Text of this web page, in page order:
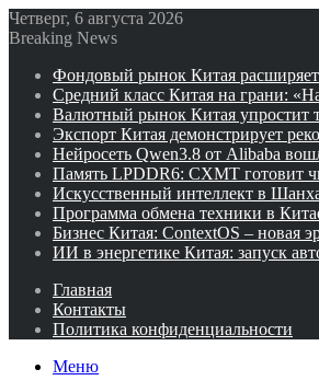
Четверг, 6 августа 2026
Breaking News
Фондовый рынок Китая
Средний класс Китая на грани:
Валютный рынок Китая упростит
Экспорт Китая демонстрирует
Нейросеть Qwen3.8 от Alibaba
Память LPDDR6: CXMT готовит
Искусственный интеллект в
Программа обмена техники в
Бизнес Китая: ContextOS – новая
ИИ в энергетике Китая: запуск
Главная
Контакты
Политика конфиденциальности
Меню